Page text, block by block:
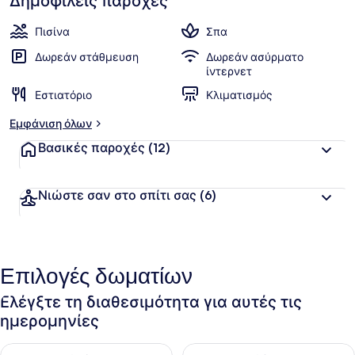
Πισίνα
Σπα
Δωρεάν στάθμευση
Δωρεάν ασύρματο
ίντερνετ
Εστιατόριο
Κλιματισμός
Εμφάνιση όλων
Βασικές παροχές (12)
Νιώστε σαν στο σπίτι σας (6)
Επιλογές δωματίων
Ελέγξτε τη διαθεσιμότητα για αυτές τις
ημερομηνίες
Έλεγχος διαθεσιμότητας για απόψε Αυγ 8 - Αυγ 9
Έλεγχος διαθεσιμότητας